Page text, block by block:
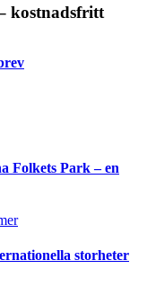
kostnadsfritt
Folkets Park – en
om
Håkan
storheter